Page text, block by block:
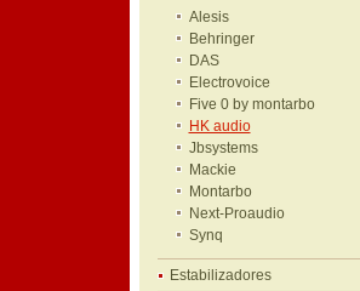
Alesis
Behringer
DAS
Electrovoice
Five 0 by montarbo
HK audio
Jbsystems
Mackie
Montarbo
Next-Proaudio
Synq
Estabilizadores